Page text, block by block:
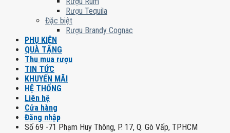
Rượu Tequila
Đặc biệt
Rượu Brandy Cognac
PHỤ KIỆN
QUÀ TẶNG
Thu mua rượu
TIN TỨC
KHUYẾN MÃI
HỆ THỐNG
Liên hệ
Cửa hàng
Đăng nhập
Số 69 -71 Phạm Huy Thông, P. 17, Q. Gò Vấp, TPHCM